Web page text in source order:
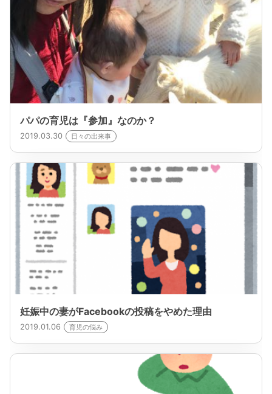
パパの育児は『参加』なのか？
2019.03.30 日々の出来事
妊娠中の妻がFacebookの投稿をやめた理由
2019.01.06 育児の悩み